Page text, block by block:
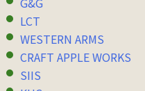
LCT
WESTERN ARMS
CRAFT APPLE WORKS
SIIS